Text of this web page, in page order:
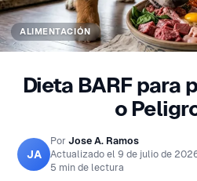
ALIMENTACIÓN
Dieta BARF para
o
JA
Por Jose A. Ramos
Actualizado el 9 de julio de
5 min de lectura